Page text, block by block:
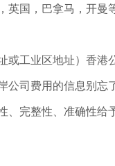
国，巴拿马，开曼
工业区地址）香港
司费用的信息别忘
完整性、准确性